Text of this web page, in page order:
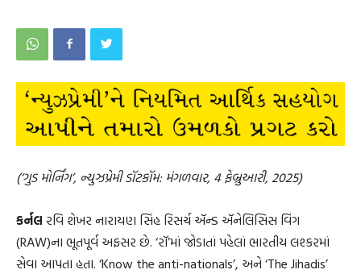
(‘ગુડ મોર્નિંગ’, ન્યુઝપ્રેમી ડૉટકૉમ: મંગળવાર, 4 ફેબ્રુઆરી, 2025)
કર્નલ રવિ શેખર નારાયણ સિંહ રિસર્ચ ઍન્ડ ઍનેલિસિસ વિંગ
(RAW)ના ભૂતપૂર્વ અફસર છે. ‘રૉ’માં જોડાતાં પહેલાં ભારતીય લશ્કરમાં
સેવા આપતા હતા. ‘Know the anti-nationals’, અને ‘The Jihadis’